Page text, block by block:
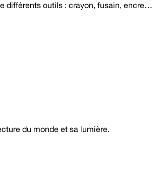
différents outils : crayon, fusain, encre…
du monde et sa lumière.